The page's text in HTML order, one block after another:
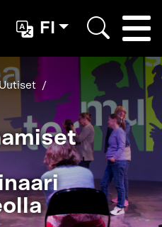
FI